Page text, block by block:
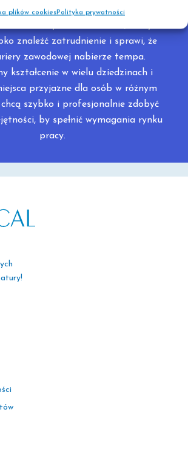
plików cookiesPolityka prywatności
się z kompletną ofertą szkół
znaleźć zatrudnienie i sprawi, że
zawodowej nabierze tempa.
kształcenie w wielu dziedzinach i
przyjazne dla osób w różnym
szybko i profesjonalnie zdobyć
by spełnić wymagania rynku
pracy.